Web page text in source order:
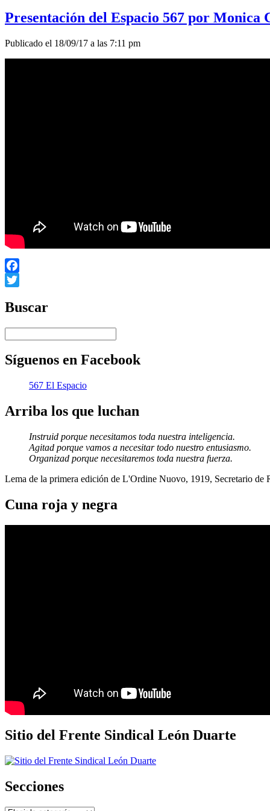
Presentación del Espacio 567 por Monica
Publicado el 18/09/17 a las 7:11 pm
Facebook
Buscar
Síguenos en Facebook
567 El Espacio
Arriba los que luchan
Instruid porque necesitamos toda nuestra inteligencia.
Agitad porque vamos a necesitar todo nuestro entusiasmo.
Organizad porque necesitaremos toda nuestra fuerza.
Lema de la primera edición de L'Ordine Nuovo, 1919, Secretario de
Cuna roja y negra
Sitio del Frente Sindical León Duarte
Secciones